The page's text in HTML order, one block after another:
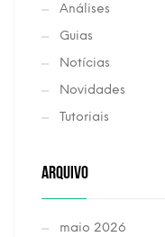
Análises
Guias
Notícias
Novidades
Tutoriais
ARQUIVO
maio 2026